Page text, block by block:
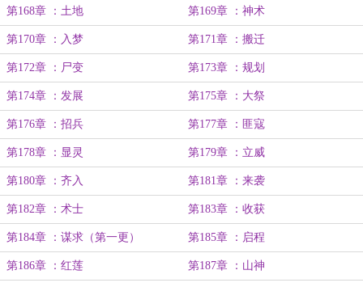
第168章 ：土地 第169章 ：神术
第170章 ：入梦 第171章 ：搬迁
第172章 ：尸变 第173章 ：规划
第174章 ：发展 第175章 ：大祭
第176章 ：招兵 第177章 ：匪寇
第178章 ：显灵 第179章 ：立威
第180章 ：齐入 第181章 ：来袭
第182章 ：术士 第183章 ：收获
第184章 ：谋求（第一更） 第185章 ：启程
第186章 ：红莲 第187章 ：山神